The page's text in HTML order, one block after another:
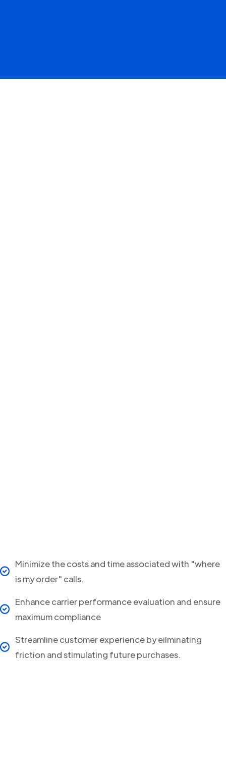
Minimize the costs and time associated with "where
is my order" calls.
Enhance carrier performance evaluation and ensure
maximum compliance
Streamline customer experience by eilminating
friction and stimulating future purchases.